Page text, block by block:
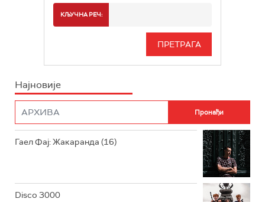
РАДИО БЕОГРАД 3
РАДИО РОКЕНРОЛЕР
РАДИО ЏЕЗЕР
ИНФО
КЉУЧНА РЕЧ:
Најновије
Гаел Фај: Жакаранда (16)
Disco 3000